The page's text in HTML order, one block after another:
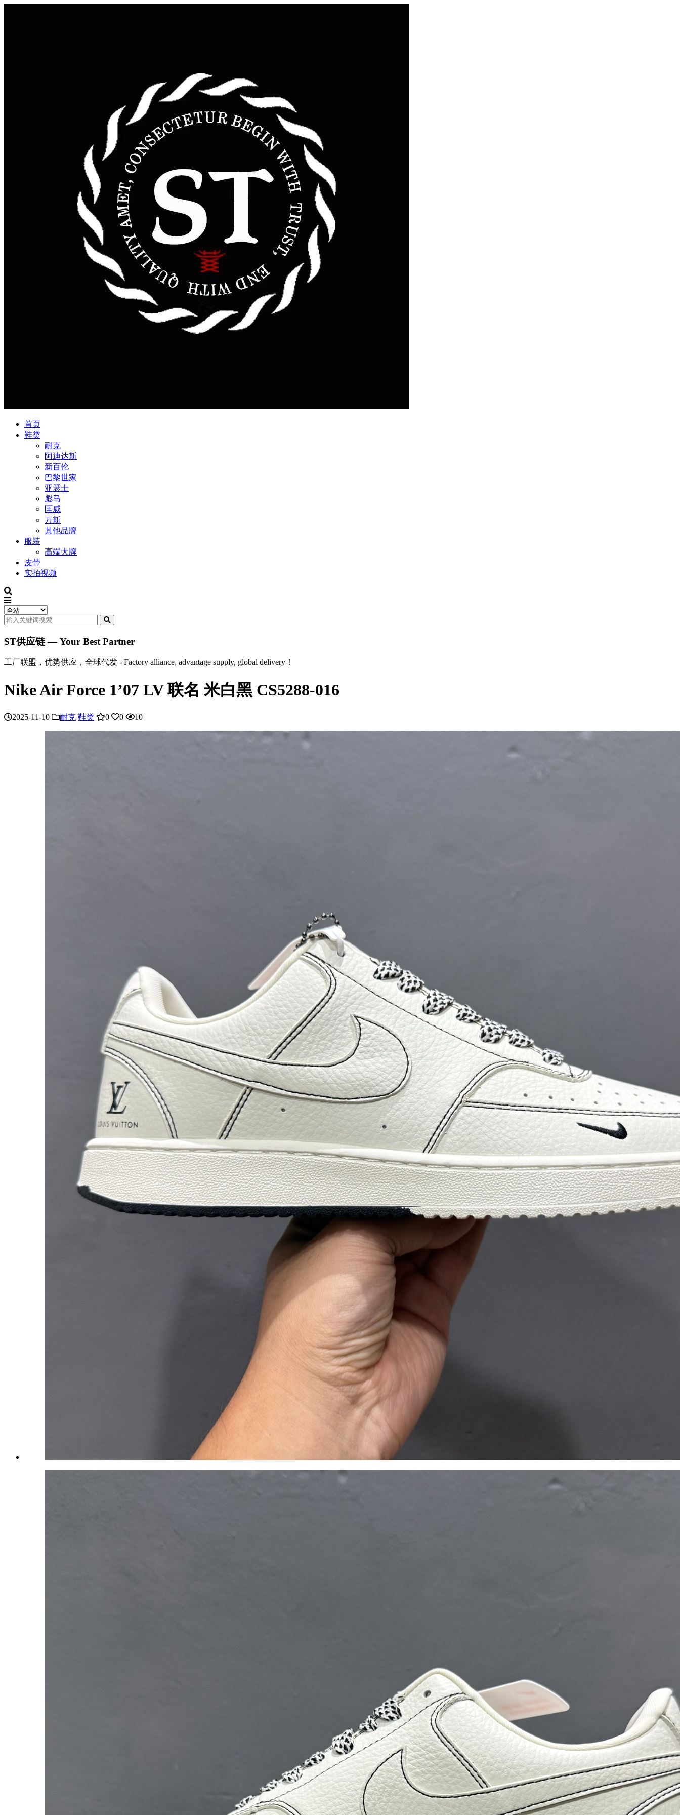
首页
鞋类
耐克
阿迪达斯
新百伦
巴黎世家
亚瑟士
彪马
匡威
万斯
其他品牌
服装
高端大牌
皮带
实拍视频
ST供应链 — Your Best Partner
工厂联盟，优势供应，全球代发 - Factory alliance, advantage supply, global delivery！
Nike Air Force 1’07 LV 联名 米白黑 CS5288-016
2025-11-10 耐克 鞋类 0 0 10